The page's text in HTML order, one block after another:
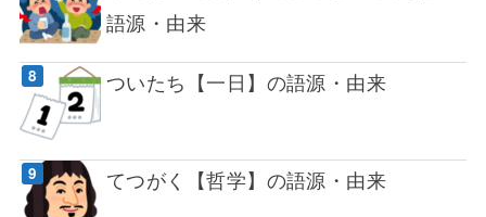
語源・由来
ついたち【一日】の語源・由来
てつがく【哲学】の語源・由来